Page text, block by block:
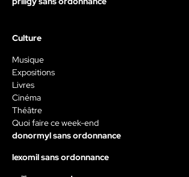
Culture
Musique
Expositions
Livres
Cinéma
Théâtre
Quoi faire ce week-end
donormyl sans ordonnance
lexomil sans ordonnance